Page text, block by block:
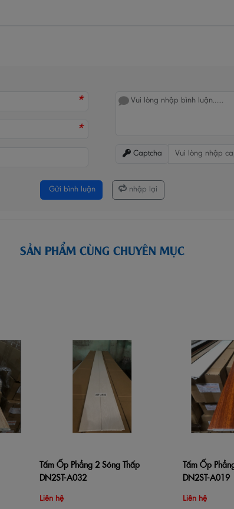
*
*
Captcha
Gửi bình luận nhập lại
SẢN PHẨM CÙNG CHUYÊN MỤC
Thêm vào giỏ hàng Xem nhanh
Tấm Ốp Phẳng 2 Sóng Thấp
DN2ST-A032
Liên hệ
Thêm vào giỏ
Tấm Ốp
DN2ST-A019
Liên hệ